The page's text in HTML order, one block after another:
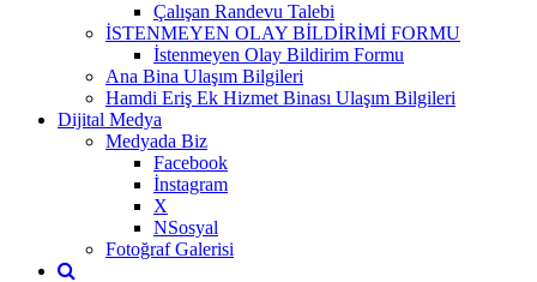
Çalışan Randevu Talebi
İSTENMEYEN OLAY BİLDİRİMİ FORMU
İstenmeyen Olay Bildirim Formu
Ana Bina Ulaşım Bilgileri
Hamdi Eriş Ek Hizmet Binası Ulaşım Bilgileri
Dijital Medya
Medyada Biz
Facebook
İnstagram
X
NSosyal
Fotoğraf Galerisi